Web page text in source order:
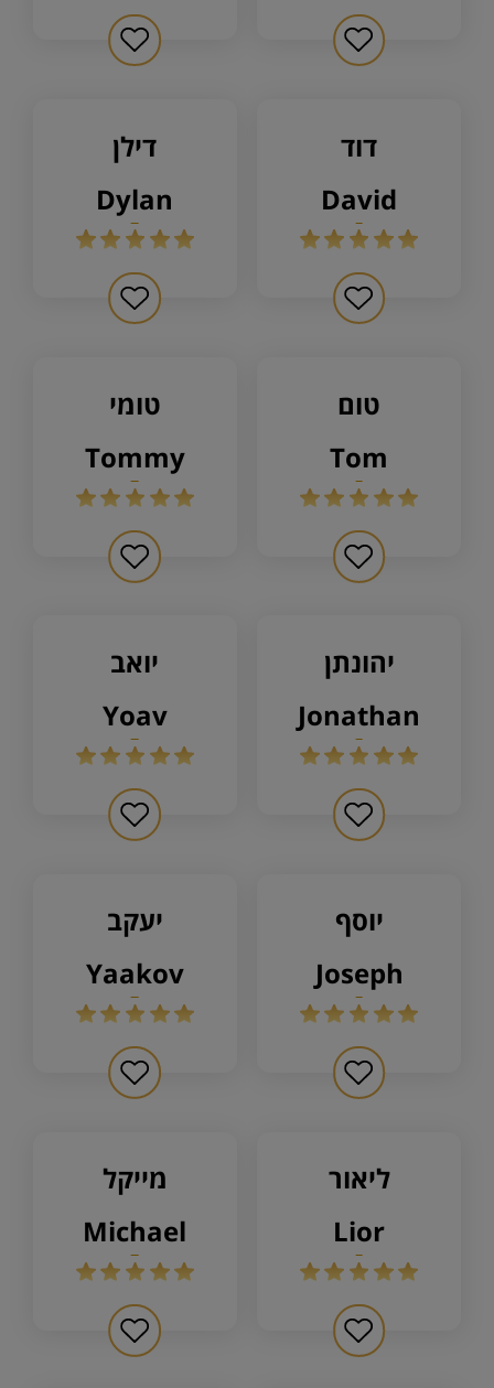
דוד
david
דילן
dylan
טום
tom
טומי
tommy
יהונתן
jonathan
יואב
yoav
יוסף
joseph
יעקב
yaakov
ליאור
lior
מייקל
michael